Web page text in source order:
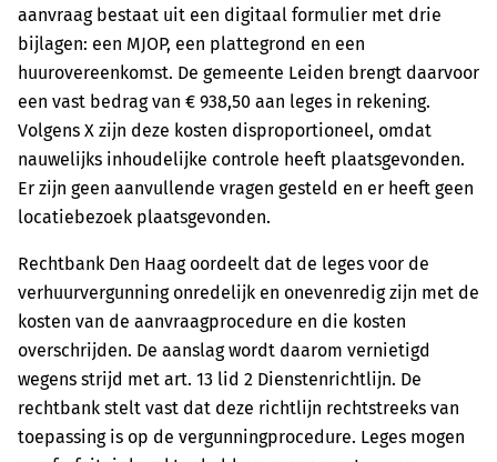
aanvraag bestaat uit een digitaal formulier met drie
bijlagen: een MJOP, een plattegrond en een
huurovereenkomst. De gemeente Leiden brengt daarvoor
een vast bedrag van € 938,50 aan leges in rekening.
Volgens X zijn deze kosten disproportioneel, omdat
nauwelijks inhoudelijke controle heeft plaatsgevonden.
Er zijn geen aanvullende vragen gesteld en er heeft geen
locatiebezoek plaatsgevonden.
Rechtbank Den Haag oordeelt dat de leges voor de
verhuurvergunning onredelijk en onevenredig zijn met de
kosten van de aanvraagprocedure en die kosten
overschrijden. De aanslag wordt daarom vernietigd
wegens strijd met art. 13 lid 2 Dienstenrichtlijn. De
rechtbank stelt vast dat deze richtlijn rechtstreeks van
toepassing is op de vergunningprocedure. Leges mogen